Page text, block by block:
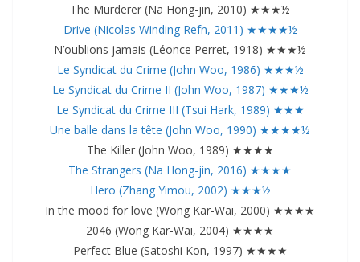
The Murderer (Na Hong-jin, 2010) ★★★½
Drive (Nicolas Winding Refn, 2011) ★★★★½
N’oublions jamais (Léonce Perret, 1918) ★★★½
Le Syndicat du Crime (John Woo, 1986) ★★★½
Le Syndicat du Crime II (John Woo, 1987) ★★★½
Le Syndicat du Crime III (Tsui Hark, 1989) ★★★
Une balle dans la tête (John Woo, 1990) ★★★★½
The Killer (John Woo, 1989) ★★★★
The Strangers (Na Hong-jin, 2016) ★★★★
Hero (Zhang Yimou, 2002) ★★★½
In the mood for love (Wong Kar-Wai, 2000) ★★★★
2046 (Wong Kar-Wai, 2004) ★★★★
Perfect Blue (Satoshi Kon, 1997) ★★★★